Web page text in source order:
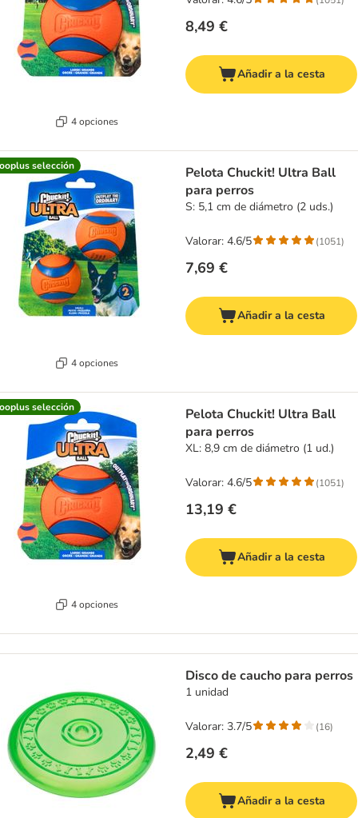
4 opciones
8,49 €
Añadir a la cesta
selección
4 opciones
Pelota Chuckit! Ultra Ball
para perros
S: 5,1 cm de diámetro (2 uds.)
7,69 €
Valorar: 4.6/5 (1051)
Añadir a la cesta
selección
4 opciones
Pelota Chuckit! Ultra Ball
para perros
XL: 8,9 cm de diámetro (1 ud.)
13,19 €
Valorar: 4.6/5 (1051)
Añadir a la cesta
Disco de caucho para perros
1 unidad
2,49 €
Valorar: 3.7/5 (16)
Añadir a la cesta